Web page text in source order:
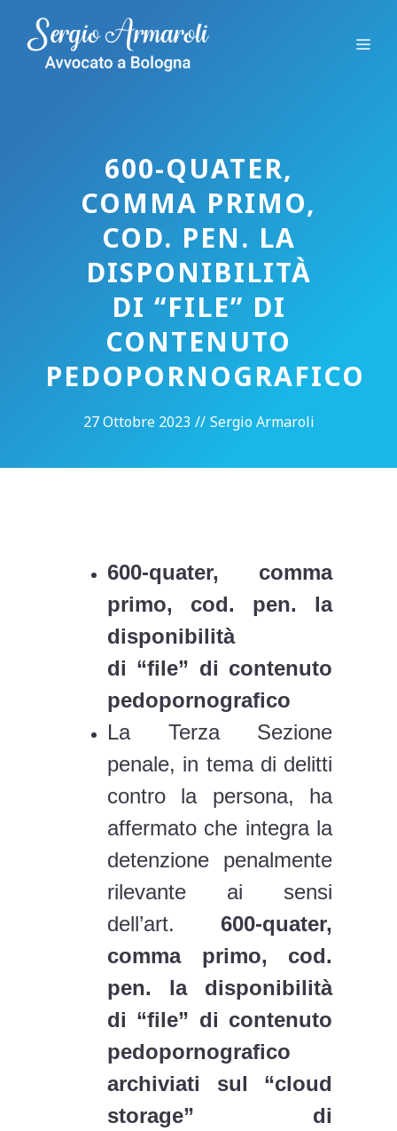
contenuto
600-QUATER,
COMMA PRIMO,
COD. PEN. LA
DISPONIBILITÀ
DI “FILE” DI
CONTENUTO
PEDOPORNOGRAFICO
27 Ottobre 2023 // Sergio Armaroli
600-quater, comma
primo, cod. pen. la
disponibilità
di “file” di contenuto
pedopornografico
La Terza Sezione
penale, in tema di delitti
contro la persona, ha
affermato che integra la
detenzione penalmente
rilevante ai sensi
dell’art. 600-quater,
comma primo, cod.
pen. la disponibilità
di “file” di contenuto
pedopornografico
archiviati sul “cloud
storage” di